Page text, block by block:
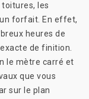
les
forfait. En effet,
heures de
de finition.
le mètre carré et
que vous
sur le plan